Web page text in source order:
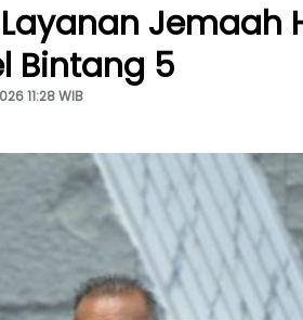
Jemaah
Bintang 5
11:28 WIB